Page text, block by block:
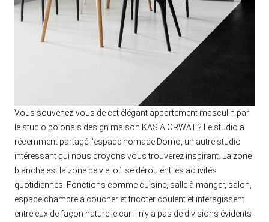
Vous souvenez-vous de cet élégant appartement masculin par
le studio polonais design maison KASIA ORWAT ? Le studio a
récemment partagé l'espace nomade Domo, un autre studio
intéressant qui nous croyons vous trouverez inspirant. La zone
blanche est la zone de vie, où se déroulent les activités
quotidiennes. Fonctions comme cuisine, salle à manger, salon,
espace chambre à coucher et tricoter coulent et interagissent
entre eux de façon naturelle car il n'y a pas de divisions évidents-